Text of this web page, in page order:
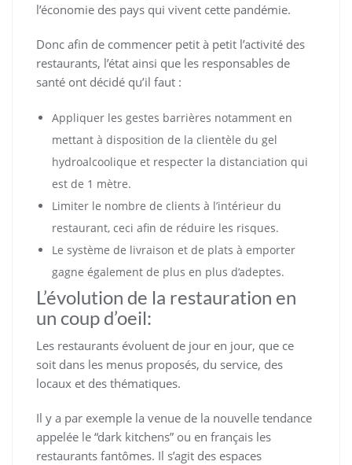
l’économie des pays qui vivent cette pandémie.
Donc afin de commencer petit à petit l’activité des
restaurants, l’état ainsi que les responsables de
santé ont décidé qu’il faut :
Appliquer les gestes barrières notamment en
mettant à disposition de la clientèle du gel
hydroalcoolique et respecter la distanciation qui
est de 1 mètre.
Limiter le nombre de clients à l’intérieur du
restaurant, ceci afin de réduire les risques.
Le système de livraison et de plats à emporter
gagne également de plus en plus d’adeptes.
L’évolution de la restauration en
un coup d’oeil:
Les restaurants évoluent de jour en jour, que ce
soit dans les menus proposés, du service, des
locaux et des thématiques.
Il y a par exemple la venue de la nouvelle tendance
appelée le “dark kitchens” ou en français les
restaurants fantômes. Il s’agit des espaces